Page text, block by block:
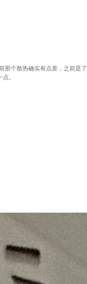
那个散热确实有点差，之前是了
。